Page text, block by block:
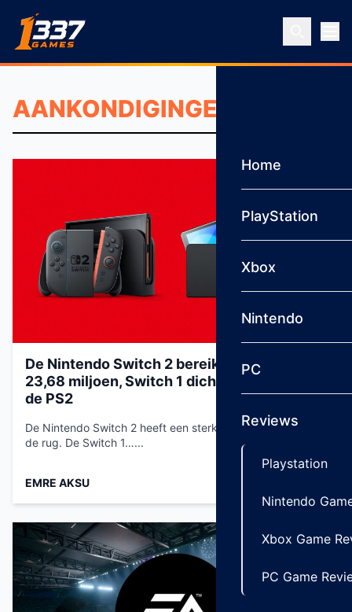
Ga naar inhoud
Home
PlayStation
Xbox
Nintendo
PC
Reviews
Playstation
Nintendo
Xbox Game
PC Game
De Nintendo Switch 2 bereikt mijlpaal van
23,68 miljoen, Switch 1 dicht in de buurt van
de PS2
De Nintendo Switch 2 heeft een sterk eerste jaar achter
de rug. De Switch 1…...
EMRE AKSU